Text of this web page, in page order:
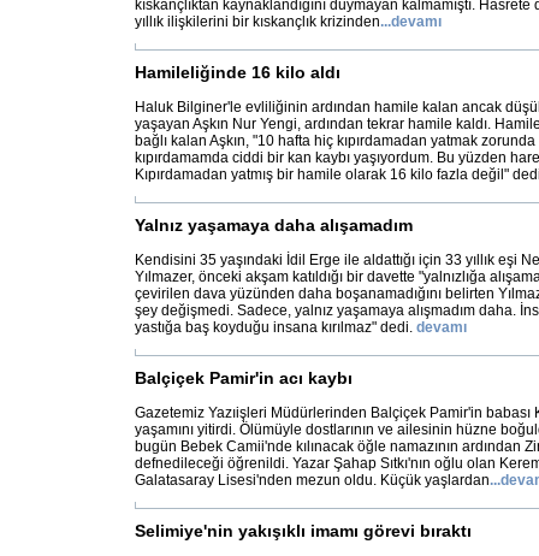
kıskançlıktan kaynaklandığını duymayan kalmamıştı.
yıllık ilişkilerini bir kıskançlık krizinden...devamı
Hamileliğinde 16 kilo aldı
Haluk Bilginer'le evliliğinin ardından hamile kalan ancak
yaşayan Aşkın Nur Yengi, ardından tekrar hamile kaldı.
bağlı kalan Aşkın, "10 hafta hiç kıpırdamadan yatmak zorunda
kıpırdamamda ciddi bir kan kaybı yaşıyordum. Bu yüzden
Kıpırdamadan yatmış bir hamile olarak 16 kilo fazla değil"
Yalnız yaşamaya daha alışamadım
Kendisini 35 yaşındaki İdil Erge ile aldattığı için 33 yıllık eşi
Yılmazer, önceki akşam katıldığı bir davette "yalnızlığa
çevirilen dava yüzünden daha boşanamadığını belirten
şey değişmedi. Sadece, yalnız yaşamaya alışmadım daha.
yastığa baş koyduğu insana kırılmaz" dedi. devamı
Balçiçek Pamir'in acı kaybı
Gazetemiz Yazıişleri Müdürlerinden Balçiçek Pamir'in babası
yaşamını yitirdi. Ölümüyle dostlarının ve ailesinin hüzne
bugün Bebek Camii'nde kılınacak öğle namazının ardından
defnedileceği öğrenildi. Yazar Şahap Sıtkı'nın oğlu olan
Galatasaray Lisesi'nden mezun oldu. Küçük yaşlardan...
Selimiye'nin yakışıklı imamı görevi bıraktı